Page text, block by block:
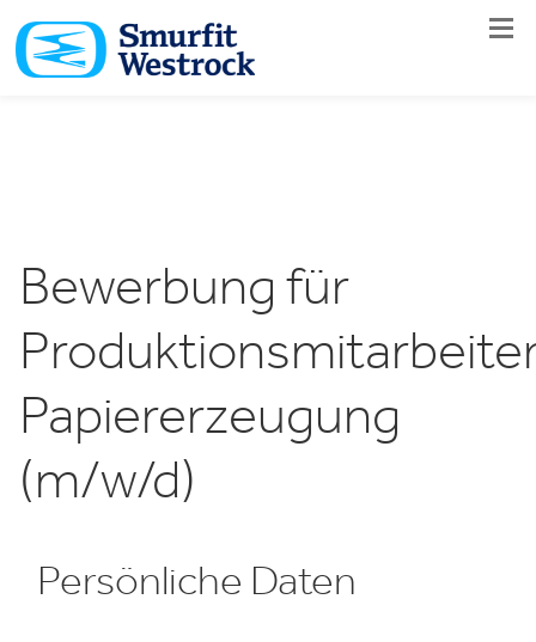
Bewerbung für
Papiererzeugung
(m/w/d)
Persönliche Daten